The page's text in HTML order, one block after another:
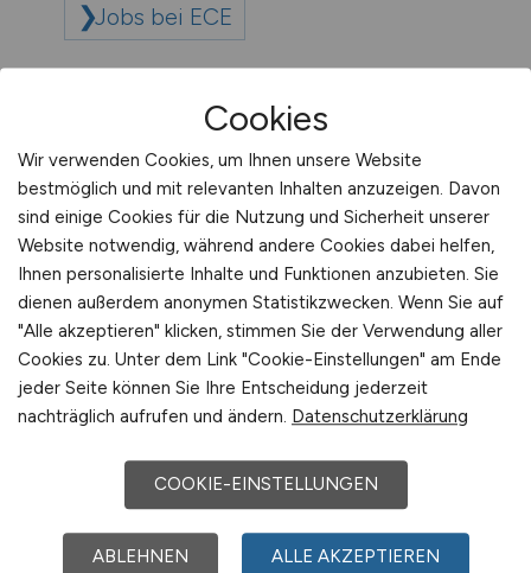
Jobs bei ECE
Jobs bei ecos systems GmbH
Jobs bei ecotel communication ag
Jobs bei EDB
Eisenbahndienstleistungen und
Bahntechnik GmbH
Jobs bei EDEKABANK AG
Jobs bei Ehrhardt + Partner Group
Cookies
Wir verwenden Cookies, um Ihnen unsere Website
bestmöglich und mit relevanten Inhalten anzuzeigen. Davon
sind einige Cookies für die Nutzung und Sicherheit unserer
Website notwendig, während andere Cookies dabei helfen,
Ihnen personalisierte Inhalte und Funktionen anzubieten. Sie
dienen außerdem anonymen Statistikzwecken. Wenn Sie auf
"Alle akzeptieren" klicken, stimmen Sie der Verwendung aller
Cookies zu. Unter dem Link "Cookie-Einstellungen" am Ende
jeder Seite können Sie Ihre Entscheidung jederzeit
nachträglich aufrufen und ändern. Datenschutzerklärung
COOKIE-EINSTELLUNGEN
ABLEHNEN ALLE AKZEPTIEREN